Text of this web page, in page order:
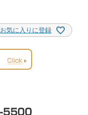
お気に入りに登録